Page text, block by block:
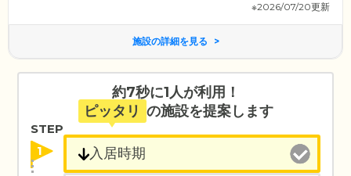
※2026/07/20更新
施設の詳細を見る
約7秒に1人が利用！
ピッタリ の施設を提案します
STEP
1